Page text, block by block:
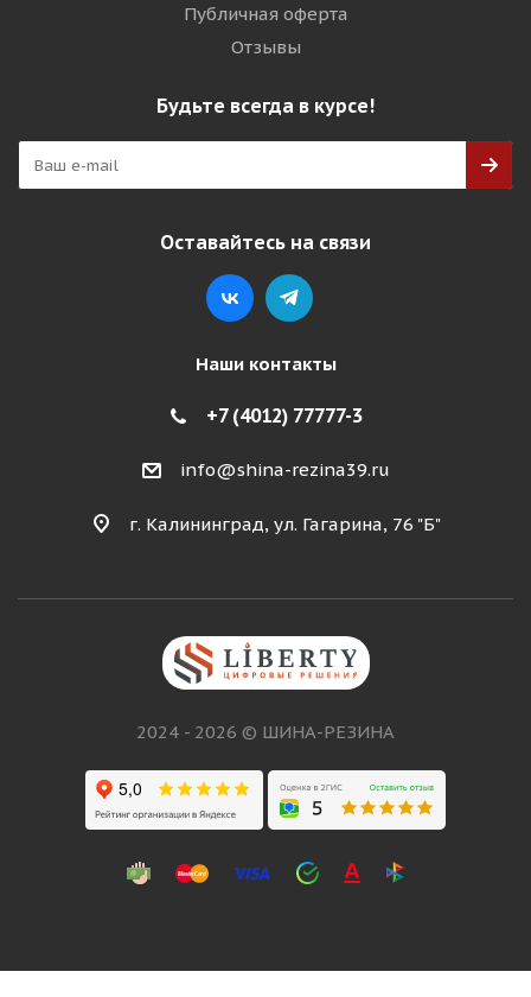
Публичная оферта
Отзывы
Будьте всегда в курсе!
Оставайтесь на связи
Наши контакты
+7 (4012) 77777-3
info@shina-rezina39.ru
г. Калининград, ул. Гагарина, 76 "Б"
2024 - 2026 © ШИНА-РЕЗИНА